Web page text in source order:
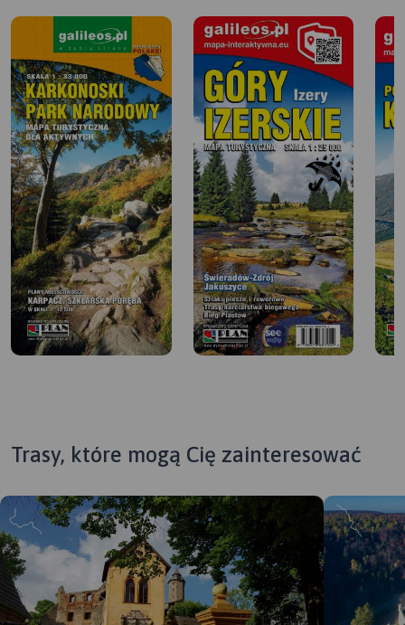
Trasy, które mogą Cię zainteresować